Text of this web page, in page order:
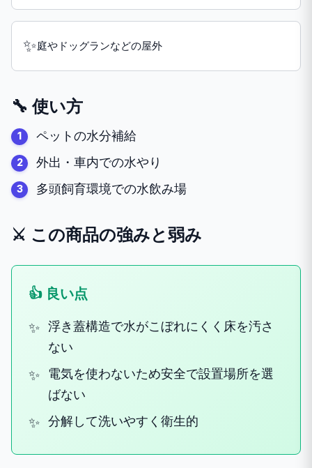
✨庭やドッグランなどの屋外
🔧 使い方
ペットの水分補給
外出・車内での水やり
多頭飼育環境での水飲み場
⚔️ この商品の強みと弱み
👍 良い点
浮き蓋構造で水がこぼれにくく床を汚さ
ない
電気を使わないため安全で設置場所を選
ばない
分解して洗いやすく衛生的